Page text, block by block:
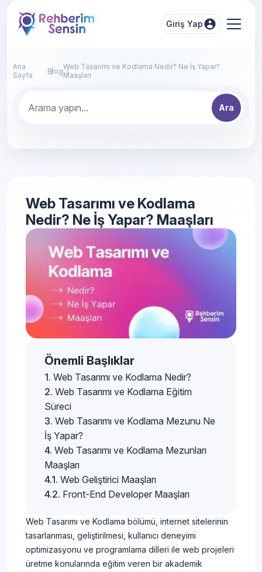
Giriş Yap
Ana
Sayfa
BlogWeb Tasarımı ve Kodlama Nedir? Ne İş Yapar?
Maaşları
Ara
Web Tasarımı ve Kodlama
Nedir? Ne İş Yapar? Maaşları
Önemli Başlıklar
Web Tasarımı ve Kodlama Nedir?
Web Tasarımı ve Kodlama Eğitim
Süreci
Web Tasarımı ve Kodlama Mezunu Ne
İş Yapar?
Web Tasarımı ve Kodlama Mezunları
Maaşları
Web Geliştirici Maaşları
Front-End Developer Maaşları
Web Tasarımı ve Kodlama bölümü, internet sitelerinin
tasarlanması, geliştirilmesi, kullanıcı deneyimi
optimizasyonu ve programlama dilleri ile web projeleri
üretme konularında eğitim veren bir akademik